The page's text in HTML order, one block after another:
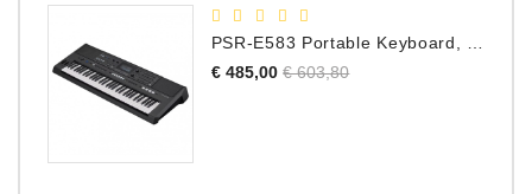
€ 485,00 Normale
€ 603,80Prijs